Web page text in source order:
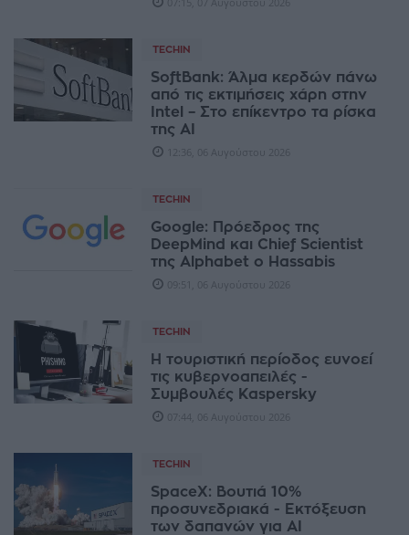
TECHIN
SoftBank: Άλμα κερδών πάνω
από τις εκτιμήσεις χάρη στην
Intel – Στο επίκεντρο τα ρίσκα
της AI
12:36, 06 Αυγούστου 2026
TECHIN
Google: Πρόεδρος της
DeepMind και Chief Scientist
της Alphabet o Hassabis
09:51, 06 Αυγούστου 2026
TECHIN
Η τουριστική περίοδος ευνοεί
τις κυβερνοαπειλές -
Συμβουλές Kaspersky
07:44, 06 Αυγούστου 2026
TECHIN
SpaceX: Βουτιά 10%
προσυνεδριακά - Εκτόξευση
των δαπανών για AI